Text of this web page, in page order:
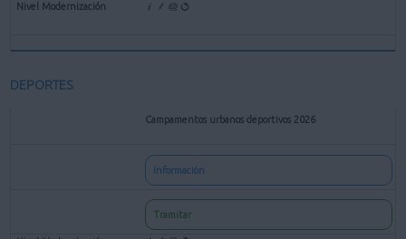
DEPORTES
Campamentos urbanos deportivos 2026
Información
Tramitar